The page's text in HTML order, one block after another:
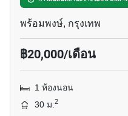
พร้อมพงษ์, กรุงเทพ
฿20,000/เดือน
1 ห้องนอน
30 ม.2